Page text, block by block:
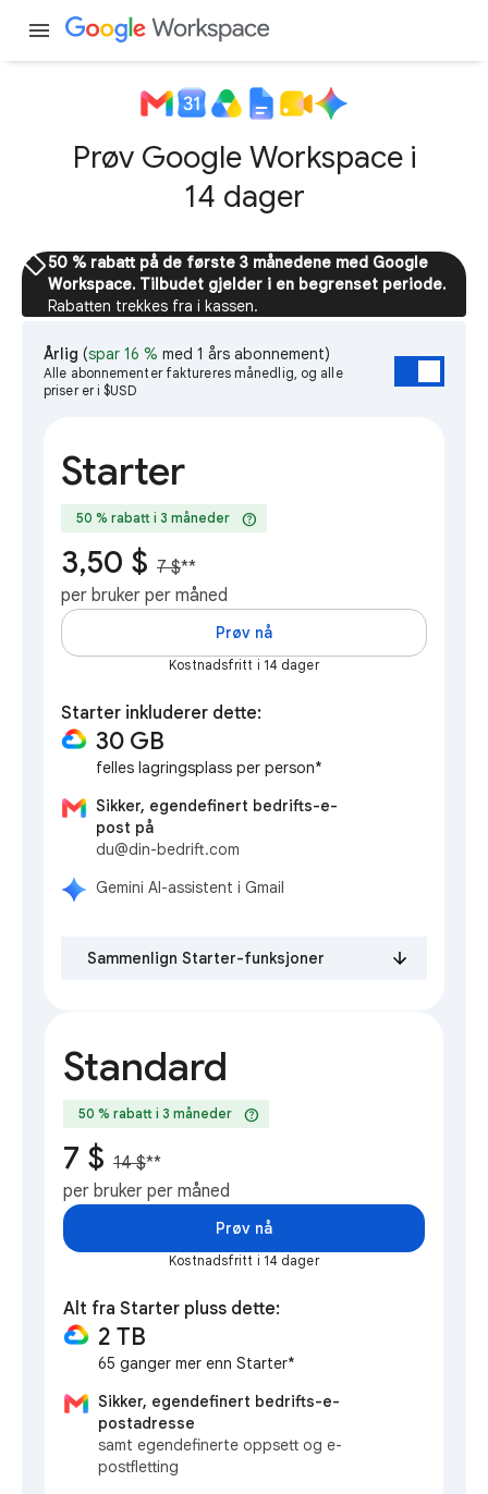
menu
Prøv Google Workspace i
14 dager
sell50 % rabatt på de første 3 månedene med Google
Workspace. Tilbudet gjelder i en begrenset periode.
Rabatten trekkes fra i kassen.
Årlig (spar 16 % med 1 års abonnement)
Alle abonnementer faktureres månedlig, og alle
priser er i $USD
Starter
50 % rabatt i 3 måneder help
3,50 $ 7 $**
per bruker per måned
Prøv nå
Kostnadsfritt i 14 dager
Starter inkluderer dette:
30 GB
felles lagringsplass per person*
Sikker, egendefinert bedrifts-e-
post på
du@din-bedrift.com
Gemini AI-assistent i Gmail
Sammenlign Starter-funksjoner
Standard
50 % rabatt i 3 måneder help
7 $ 14 $**
per bruker per måned
Prøv nå
Kostnadsfritt i 14 dager
Alt fra Starter pluss dette:
2 TB
65 ganger mer enn Starter*
Sikker, egendefinert bedrifts-e-
postadresse
samt egendefinerte oppsett og e-
postfletting